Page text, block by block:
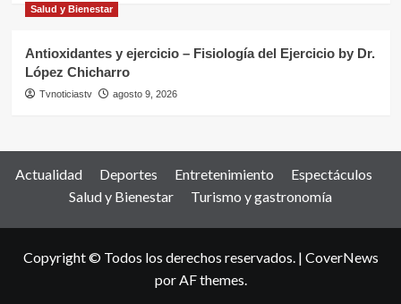
Salud y Bienestar
Antioxidantes y ejercicio – Fisiología del Ejercicio by Dr.
López Chicharro
Tvnoticiastv agosto 9, 2026
Actualidad Deportes Entretenimiento
Espectáculos
Salud y Bienestar
Turismo y gastronomía
Copyright © Todos los derechos reservados. | CoverNews
por AF themes.